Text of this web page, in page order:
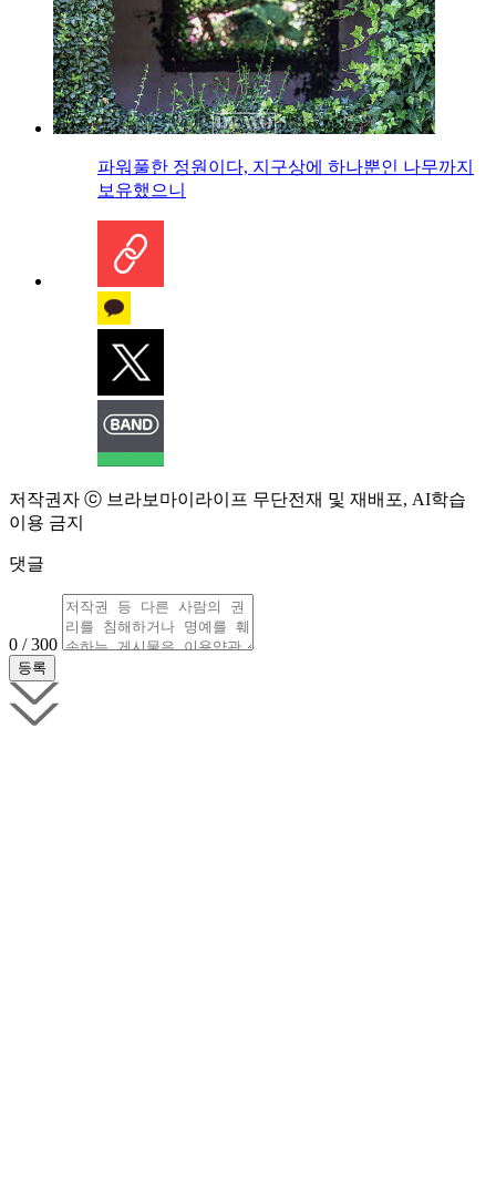
파워풀한 정원이다, 지구상에 하나뿐인 나무까지
보유했으니
저작권자 ⓒ 브라보마이라이프 무단전재 및 재배포, AI학습
이용 금지
댓글
0 / 300